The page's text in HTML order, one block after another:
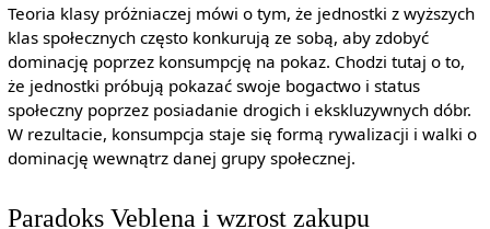
Teoria klasy próżniaczej mówi o tym, że jednostki z wyższych
klas społecznych często konkurują ze sobą, aby zdobyć
dominację poprzez konsumpcję na pokaz. Chodzi tutaj o to,
że jednostki próbują pokazać swoje bogactwo i status
społeczny poprzez posiadanie drogich i ekskluzywnych dóbr.
W rezultacie, konsumpcja staje się formą rywalizacji i walki o
dominację wewnątrz danej grupy społecznej.
Paradoks Veblena i wzrost zakupu